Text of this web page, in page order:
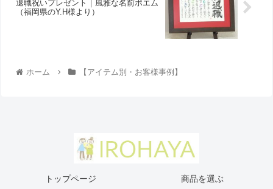
退職祝いプレゼント｜風雅な名前ポエム
（福岡県のY.H様より ）
ホーム 【アイテム別・お客様事例】
トップページ 商品を選ぶ